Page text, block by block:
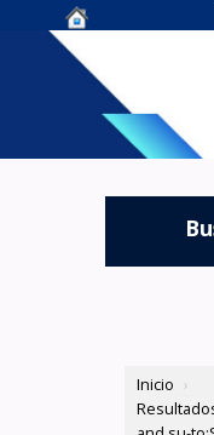
Centro de
OLADE -
Inicio ›